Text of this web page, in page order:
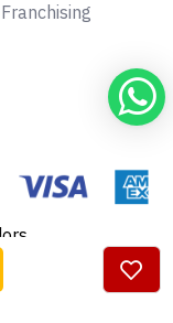
Franchising